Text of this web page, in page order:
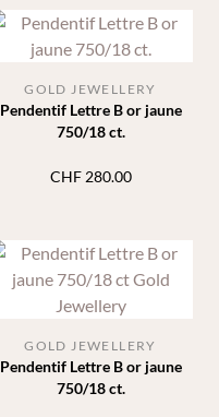
Pendentif Lettre B or jaune
750/18 ct.
GOLD JEWELLERY
CHF280.00
Pendentif Lettre B or jaune
750/18 ct.
GOLD JEWELLERY